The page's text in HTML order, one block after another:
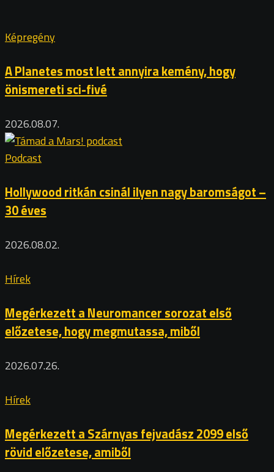
Képregény
A Planetes most lett annyira kemény, hogy
önismereti sci-fivé
2026.08.07.
Podcast
Hollywood ritkán csinál ilyen nagy baromságot –
30 éves
2026.08.02.
Hírek
Megérkezett a Neuromancer sorozat első
előzetese, hogy megmutassa, miből
2026.07.26.
Hírek
Megérkezett a Szárnyas fejvadász 2099 első
rövid előzetese, amiből